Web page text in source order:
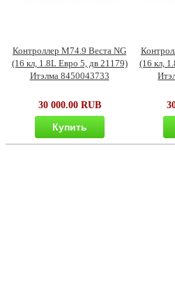
Контроллер М74.9 Веста NG
(16 кл, 1.8L Евро 5, дв 21179)
Итэлма 8450043733
30 000.00 RUB
Купить
(16 кл,